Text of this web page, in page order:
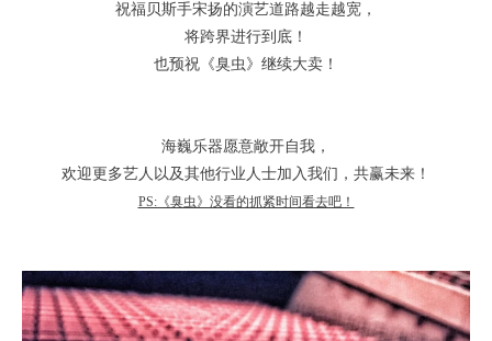
祝福贝斯手宋扬的演艺道路越走越宽，
将跨界进行到底！
也预祝《臭虫》继续大卖！
海巍乐器愿意敞开自我，
欢迎更多艺人以及其他行业人士加入我们，共赢未来！
PS:《臭虫》没看的抓紧时间看去吧！